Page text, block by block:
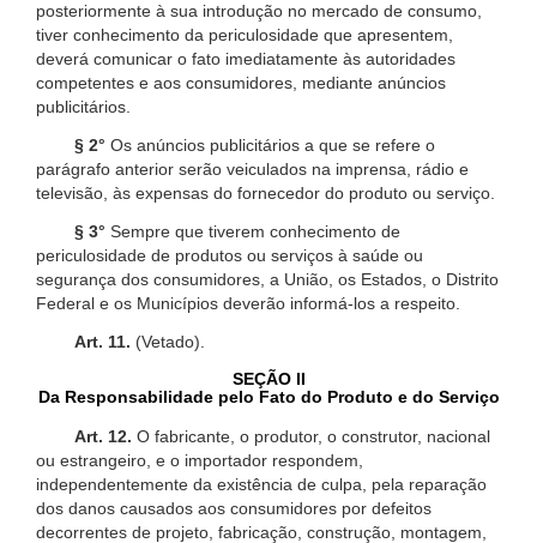
posteriormente à sua introdução no mercado de consumo,
tiver conhecimento da periculosidade que apresentem,
deverá comunicar o fato imediatamente às autoridades
competentes e aos consumidores, mediante anúncios
publicitários.
§ 2° Os anúncios publicitários a que se refere o
parágrafo anterior serão veiculados na imprensa, rádio e
televisão, às expensas do fornecedor do produto ou serviço.
§ 3° Sempre que tiverem conhecimento de
periculosidade de produtos ou serviços à saúde ou
segurança dos consumidores, a União, os Estados, o Distrito
Federal e os Municípios deverão informá-los a respeito.
Art. 11. (Vetado).
SEÇÃO II
Da Responsabilidade pelo Fato do Produto e do Serviço
Art. 12. O fabricante, o produtor, o construtor, nacional
ou estrangeiro, e o importador respondem,
independentemente da existência de culpa, pela reparação
dos danos causados aos consumidores por defeitos
decorrentes de projeto, fabricação, construção, montagem,